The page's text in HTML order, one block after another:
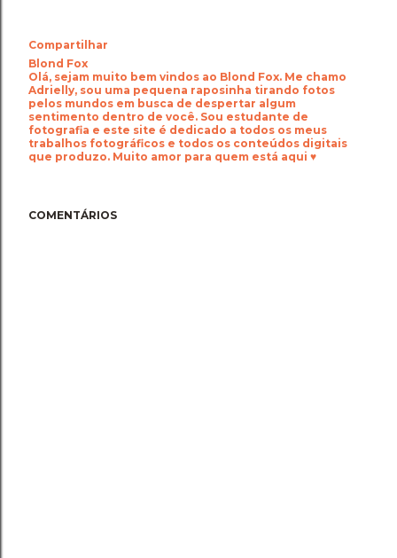
Compartilhar
Blond Fox
Olá, sejam muito bem vindos ao Blond Fox. Me chamo
Adrielly, sou uma pequena raposinha tirando fotos
pelos mundos em busca de despertar algum
sentimento dentro de você. Sou estudante de
fotografia e este site é dedicado a todos os meus
trabalhos fotográficos e todos os conteúdos digitais
que produzo. Muito amor para quem está aqui ♥
COMENTÁRIOS